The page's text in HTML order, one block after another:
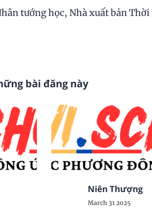
tướng học, Nhà xuất bản
bài đăng này
Niên Thượng
March 31 2025